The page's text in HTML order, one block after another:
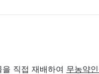
직접 재배하여 무농약